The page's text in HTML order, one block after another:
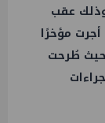
عقب
أجرت مؤخرًا
حيث طُرحت